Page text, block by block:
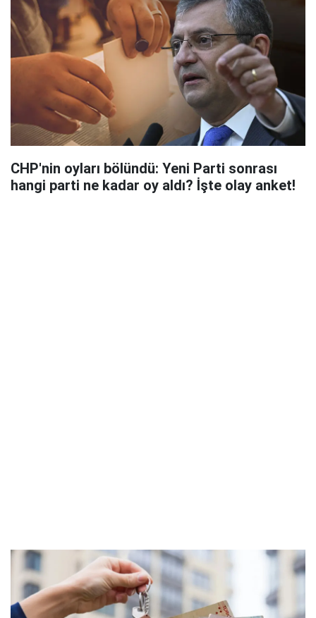
CHP'nin oyları bölündü: Yeni Parti sonrası
hangi parti ne kadar oy aldı? İşte olay anket!